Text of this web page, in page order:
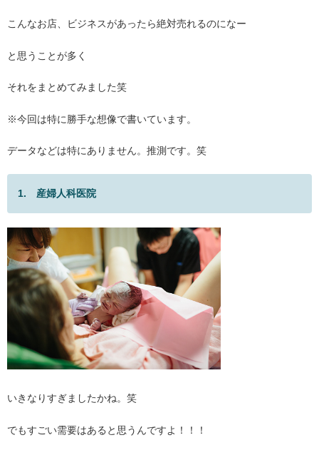
こんなお店、ビジネスがあったら絶対売れるのになー
と思うことが多く
それをまとめてみました笑
※今回は特に勝手な想像で書いています。
データなどは特にありません。推測です。笑
1. 産婦人科医院
いきなりすぎましたかね。笑
でもすごい需要はあると思うんですよ！！！